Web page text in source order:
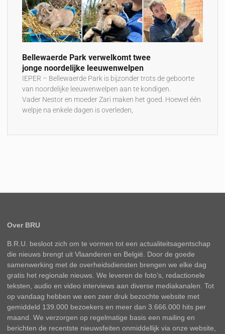
Bellewaerde Park verwelkomt twee
jonge noordelijke leeuwenwelpen
IEPER – Bellewaerde Park is bijzonder trots de geboorte
van noordelijke leeuwenwelpen aan te kondigen.
Vader Nestor en moeder Zari maken het goed. Hoewel één
welpje na enkele dagen is overleden,
Over BRU
B.R.U. besloot zich om te vormen tot een actualiteitsagentschap
die nieuws brengt uit Vlaanderen en België. Door de goede
samenwerking met de overheidsdiensten brengen we elke dag
gratis het regionale nieuws. We leveren de foto’s, redactionele
teksten, audio en video interviews aan diverse mediakanalen. Tot
op vandaag hebben we een zeer druk bezochte website met
gemiddeld 139.000 bezoekers en meer dan 3.666.000 hits per
maand. We verzorgen op regelmatige basis een mailing en
berichten de recentste nieuwsfeiten onmiddellijk via onze website,